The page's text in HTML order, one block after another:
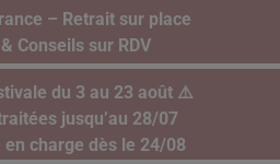
– Retrait sur place
Conseils sur RDV
du 3 au 23 août ⚠️
jusqu’au 28/07
charge dès le 24/08